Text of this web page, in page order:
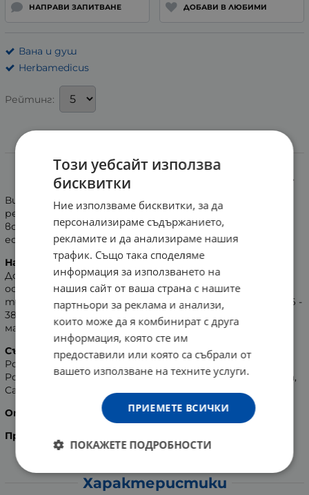
НАПРАВИ ЗАПИТВАНЕ ДОБАВИ В ЛЮБИМИ
Вана и душ
Herbamedicus
Рейтинг:
ХЕРБАМЕДИКУС СОЛИ ЗА ВАНА С ЕВКАЛИПТ 600 гр.
Висококачествени соли за вана - хидратират,
регенерират и подхранват кожата. Снабдяват я с
всички вещества, които са й нужни. Запазват
естествената й еластичност.
Начин на употреба:
Добавете солите във ваната под течаща вода и ги
оставете да се разтворят. Препоръчителната
температура на водата не трябва да е повече от 36 -
38 градуса, а продължителността на ваната -
максимум 15 - 20 минути.
Състав
Potassium Sorbate, Sodium Chloride, C.I. 47005, Silicia,
Polysorbate 20, Eucalyptus Globulus Leaf Oil, Menthol, Aqua,
Camphor, Sodium Benzoate, C.I. 42090, Limonene.
Опаковка
Производител
Характеристики
Този уебсайт използва
бисквитки
Ние използваме бисквитки, за да
персонализираме съдържанието,
рекламите и да анализираме нашия
трафик. Също така споделяме
информация за използването на
нашия сайт от ваша страна с нашите
партньори за реклама и анализи,
които може да я комбинират с друга
информация, която сте им
предоставили или която са събрали от
вашето използване на техните услуги.
ПРИЕМЕТЕ ВСИЧКИ
ПОКАЖЕТЕ ПОДРОБНОСТИ